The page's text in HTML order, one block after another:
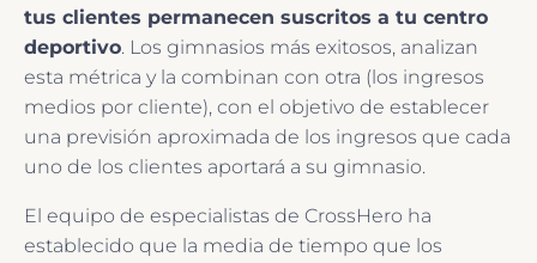
tus clientes permanecen suscritos a tu centro
deportivo. Los gimnasios más exitosos, analizan
esta métrica y la combinan con otra (los ingresos
medios por cliente), con el objetivo de establecer
una previsión aproximada de los ingresos que cada
uno de los clientes aportará a su gimnasio.
El equipo de especialistas de CrossHero ha
establecido que la media de tiempo que los